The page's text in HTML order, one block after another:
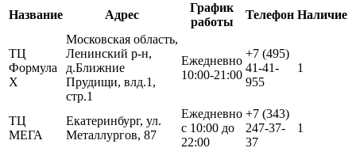
Название Адрес
График
работы
Телефон Наличие
ТЦ
Формула
Х
Московская область,
Ленинский р-н,
д.Ближние
Прудищи, влд.1,
стр.1
Ежедневно
10:00-21:00
+7 (495)
41-41-
955
1
ТЦ
МЕГА
Екатеринбург, ул.
Металлургов, 87
Ежедневно
с 10:00 до
22:00
+7 (343)
247-37-
37
1